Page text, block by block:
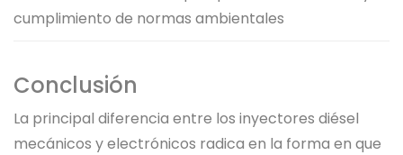
cumplimiento de normas ambientales
Conclusión
La principal diferencia entre los inyectores diésel
mecánicos y electrónicos radica en la forma en que